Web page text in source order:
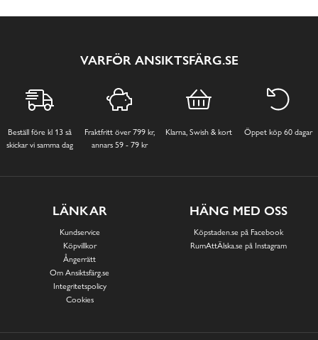
VARFÖR ANSIKTSFÄRG.SE
Beställ före kl 13 så
skickar vi samma dag
Fraktfritt över 799 kr,
annars 59 - 79 kr
Klarna, Swish & kort Öppet köp 60 dagar
LÄNKAR
Kundservice
Köpvillkor
Ångerrätt
Om Ansiktsfärg.se
Integritetspolicy
Cookies
HÄNG MED OSS
Köpstaden.se på Facebook
RumAttÄlska.se på Instagram